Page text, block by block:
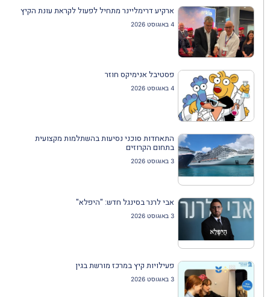
ארקיע דרימליינר מתחיל לפעול לקראת עונת הקיץ
4 באוגוסט 2026
פסטיבל אנימיקס חוזר
4 באוגוסט 2026
התאחדות סוכני נסיעות בהשתלמות מקצועית
בתחום הקרוזים
3 באוגוסט 2026
אבי לרנר בסינגל חדש: "היפלא"
3 באוגוסט 2026
פעילויות קיץ במרכז מורשת בגין
3 באוגוסט 2026